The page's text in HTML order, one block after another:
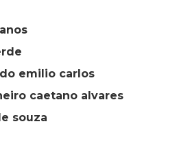
emilio carlos
caetano alvares
souza